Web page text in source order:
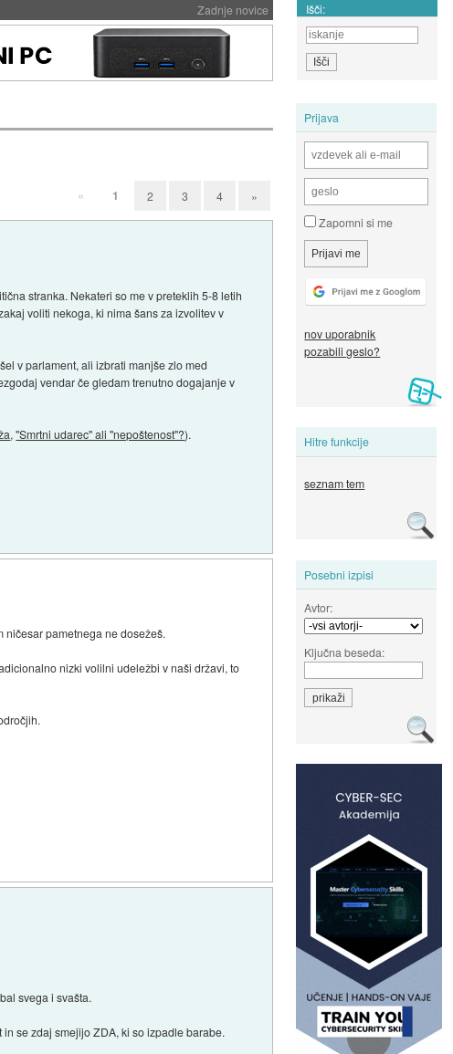
Zadnje novice Išči:
Prijava
Zapomni si me
nov uporabnik
pozabili geslo?
Hitre funkcije
seznam tem
Posebni izpisi
Avtor:
Ključna beseda:
« 1 2 3 4 »
stranka. Nekateri so me v preteklih 5-8 letih
voliti nekoga, ki nima šans za izvolitev v
v parlament, ali izbrati manjše zlo med
vendar če gledam trenutno dogajanje v
,"Smrtni udarec" ali "nepoštenost"?).
ničesar pametnega ne dosežeš.
nizki volilni udeležbi v naši državi, to
svega i svašta.
se zdaj smejijo ZDA, ki so izpadle barabe.